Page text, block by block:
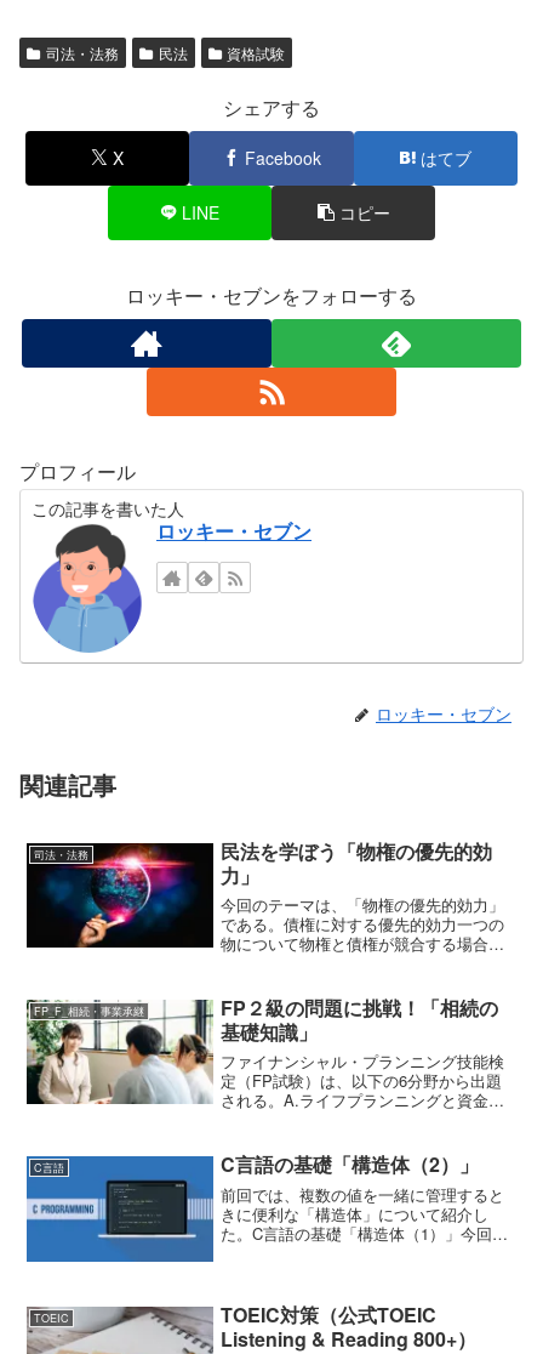
司法・法務 民法 資格試験
シェアする
X Facebook はてブ
LINE コピー
ロッキー・セブンをフォローする
プロフィール
この記事を書いた人
ロッキー・セブン
ロッキー・セブン
関連記事
司法・法務
民法を学ぼう「物権の優先的効
力」
今回のテーマは、「物権の優先的効力」
である。債権に対する優先的効力一つの
物について物権と債権が競合する場合
る優先的効力が認められる。物の利用を
目的とする債権に対する優先...
FP_F_相続・事業承継
FP２級の問題に挑戦！「相続の
基礎知識」
ファイナンシャル・プランニング技能検
定（FP試験）は、以下の6分野から出題
される。A.ライフプランニングと資金計
継今回は、「相続・事業承継」のうち、
「相続の基...
C言語 C言語の基礎「構造体（2）」
前回では、複数の値を一緒に管理すると
きに便利な「構造体」について紹介し
た。C言語の基礎「構造体（1）」今回
TOEIC
TOEIC対策（公式TOEIC
Listening & Reading 800+）